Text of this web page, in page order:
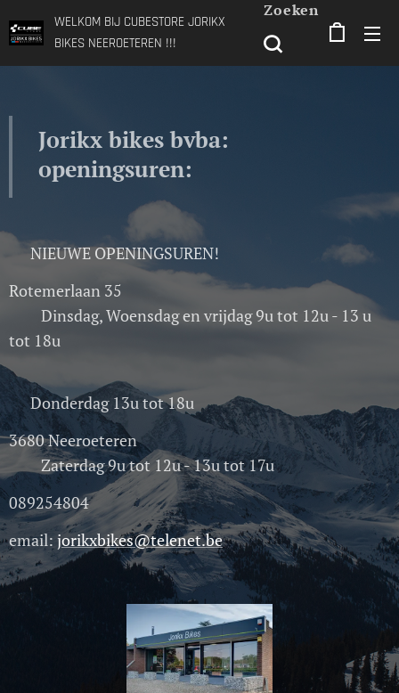
WELKOM BIJ CUBESTORE JORIKX
BIKES NEEROETEREN !!!
Zoeken
Jorikx bikes bvba:
openingsuren:
NIEUWE OPENINGSUREN!
Rotemerlaan 35
Dinsdag, Woensdag en vrijdag 9u tot 12u - 13 u
tot 18u
Donderdag 13u tot 18u
3680 Neeroeteren
Zaterdag 9u tot 12u - 13u tot 17u
089254804
email: jorikxbikes@telenet.be